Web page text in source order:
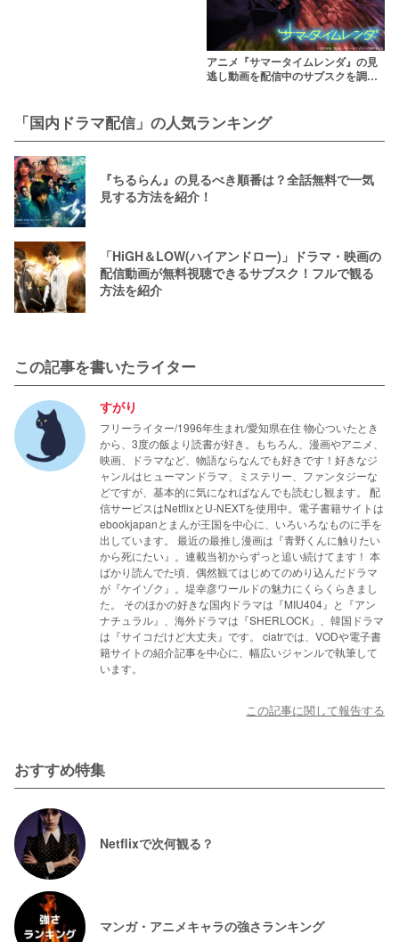
アニメ『サマータイムレンダ』の見
逃し動画を配信中のサブスクを調
「国内ドラマ配信」の人気ランキング
『ちるらん』の見るべき順番は？全話無料で一気
見する方法を紹介！
「HiGH＆LOW(ハイアンドロー)」ドラマ・映画の
配信動画が無料視聴できるサブスク！フルで観る
方法を紹介
この記事を書いたライター
すがり
フリーライター/1996年生まれ/愛知県在住 物心ついたとき
から、3度の飯より読書が好き。もちろん、漫画やアニメ、
映画、ドラマなど、物語ならなんでも好きです！好きなジ
ャンルはヒューマンドラマ、ミステリー、ファンタジーな
どですが、基本的に気になればなんでも読むし観ます。 配
信サービスはNetflixとU-NEXTを使用中。電子書籍サイトは
ebookjapanとまんが王国を中心に、いろいろなものに手を
出しています。 最近の最推し漫画は『青野くんに触りたい
から死にたい』。連載当初からずっと追い続けてます！ 本
ばかり読んでた頃、偶然観てはじめてのめり込んだドラマ
が『ケイゾク』。堤幸彦ワールドの魅力にくらくらきまし
た。 そのほかの好きな国内ドラマは『MIU404』と『アン
ナチュラル』、海外ドラマは『SHERLOCK』、韓国ドラマ
は『サイコだけど大丈夫』です。 ciatrでは、VODや電子書
籍サイトの紹介記事を中心に、幅広いジャンルで執筆して
います。
この記事に関して報告する
おすすめ特集
Netflixで次何観る？
マンガ・アニメキャラの強さランキング